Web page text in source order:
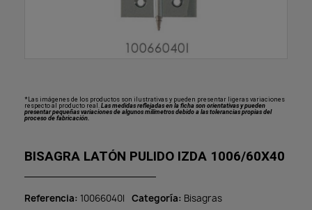
*Las imágenes de los productos son ilustrativas y pueden presentar ligeras variaciones
respecto al producto real. Las medidas reflejadas en la ficha son orientativas y pueden
presentar pequeñas variaciones de algunos milímetros debido a las tolerancias propias del
proceso de fabricación.
BISAGRA LATÓN PULIDO IZDA 1006/60X40
Referencia 10066040I Categoría Bisagras